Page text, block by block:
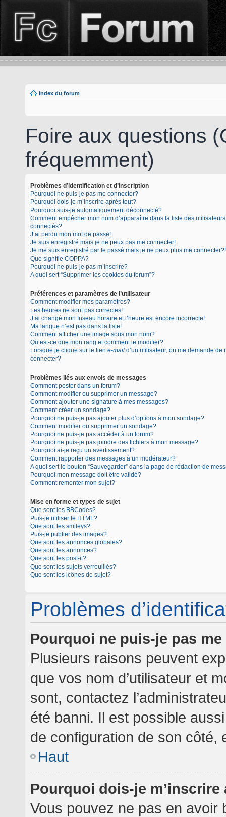
Index du forum
Foire aux questions
fréquemment)
Problèmes d’identification et d’inscription
Pourquoi ne puis-je pas me connecter?
Pourquoi dois-je m’inscrire après tout?
Pourquoi suis-je automatiquement déconnecté?
Comment empêcher mon nom d’apparaître dans la liste des utilisateurs
connectés?
J’ai perdu mon mot de passe!
Je suis enregistré mais je ne peux pas me connecter!
Je me suis enregistré par le passé mais je ne peux plus me connecter?!
Que signifie COPPA?
Pourquoi ne puis-je pas m’inscrire?
A quoi sert “Supprimer les cookies du forum”?
Préférences et paramètres de l’utilisateur
Comment modifier mes paramètres?
Les heures ne sont pas correctes!
J’ai changé mon fuseau horaire et l’heure est encore incorrecte!
Ma langue n’est pas dans la liste!
Comment afficher une image sous mon nom?
Qu’est-ce que mon rang et comment le modifier?
Lorsque je clique sur le lien e-mail d’un utilisateur, on me demande de
connecter?
Problèmes liés aux envois de messages
Comment poster dans un forum?
Comment modifier ou supprimer un message?
Comment ajouter une signature à mes messages?
Comment créer un sondage?
Pourquoi ne puis-je pas ajouter plus d’options à mon sondage?
Comment modifier ou supprimer un sondage?
Pourquoi ne puis-je pas accéder à un forum?
Pourquoi ne puis-je pas joindre des fichiers à mon message?
Pourquoi ai-je reçu un avertissement?
Comment rapporter des messages à un modérateur?
A quoi sert le bouton “Sauvegarder” dans la page de rédaction de
Pourquoi mon message doit être validé?
Comment remonter mon sujet?
Mise en forme et types de sujet
Que sont les BBCodes?
Puis-je utiliser le HTML?
Que sont les smileys?
Puis-je publier des images?
Que sont les annonces globales?
Que sont les annonces?
Que sont les post-it?
Que sont les sujets verrouillés?
Que sont les icônes de sujet?
Problèmes
Pourquoi ne puis-je pas
Plusieurs raisons peuvent
que vos nom d’utilisateur et
sont, contactez
été banni. Il est possible
de configuration de son côté,
Haut
Pourquoi dois-je
Vous pouvez ne pas en avoir